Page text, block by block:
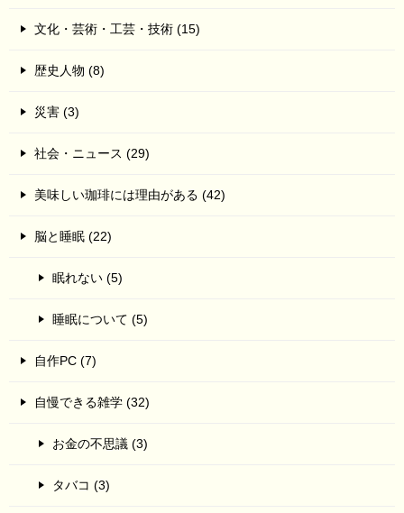
文化・芸術・工芸・技術 (15)
歴史人物 (8)
災害 (3)
社会・ニュース (29)
美味しい珈琲には理由がある (42)
脳と睡眠 (22)
眠れない (5)
睡眠について (5)
自作PC (7)
自慢できる雑学 (32)
お金の不思議 (3)
タバコ (3)